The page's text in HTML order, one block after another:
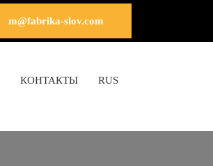
m@fabrika-slov.com
КОНТАКТЫ RUS